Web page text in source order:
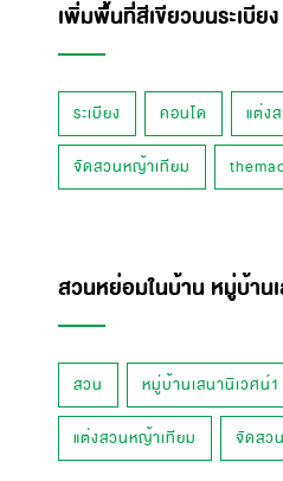
เพิ่มพื้นที่สีเขียวบนระเบีย
ระเบียง คอนโด แต่ง
จัดสวนหญ้าเทียม
สวนหย่อมในบ้าน หมู่บ้าน
สวน หมู่บ้านเสนานิเวศน์1
แต่งสวนหญ้าเทียม จัดสว